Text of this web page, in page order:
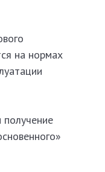
на нормах
получение